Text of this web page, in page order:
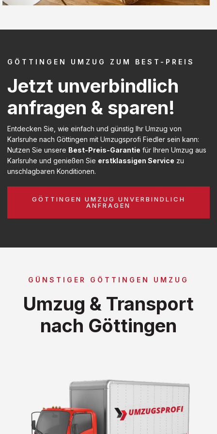
GÖTTINGEN UMZUG ZUM BEST-PREIS
Jetzt unverbindlich
anfragen & sparen!
Entdecken Sie, wie einfach und günstig Ihr Umzug von
Karlsruhe nach Göttingen mit Umzugsprofi Fiedler sein kann:
Nutzen Sie unsere Best-Preis-Garantie für Ihren Umzug aus
Karlsruhe und genießen Sie erstklassigen Service zu
unschlagbaren Konditionen.
GÖTTINGEN UMZUG UNVERBINDLICH
ANFRAGEN
GÜNSTIGER GÖTTINGEN UMZUG
Umzug & Transport
nach Göttingen